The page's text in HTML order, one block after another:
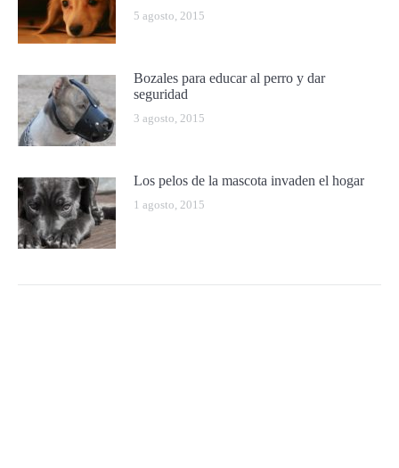
5 agosto, 2015
Bozales para educar al perro y dar
seguridad
3 agosto, 2015
Los pelos de la mascota invaden el hogar
1 agosto, 2015